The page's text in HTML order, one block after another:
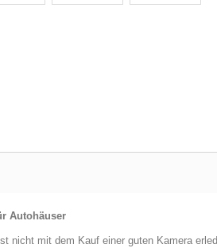
Autohäuser
nicht mit dem Kauf einer guten Kamera